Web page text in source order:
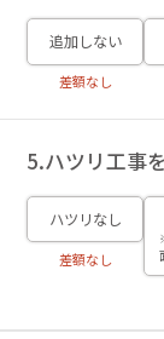
追加しない
差額なし
5.ハツリ工事
ハツリなし
差額なし